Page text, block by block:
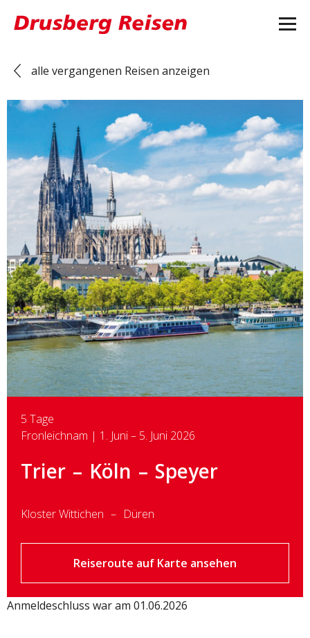
alle vergangenen Reisen anzeigen
5 Tage
Fronleichnam | 1. Juni – 5. Juni 2026
Trier Köln Speyer
Kloster Wittichen Düren
Reiseroute auf Karte ansehen
Anmeldeschluss war am 01.06.2026